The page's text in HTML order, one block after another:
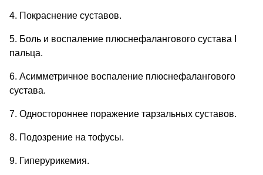
4. Покраснение суставов.
5. Боль и воспаление плюснефалангового сустава I
пальца.
6. Асимметричное воспаление плюснефалангового
сустава.
7. Одностороннее поражение тарзальных суставов.
8. Подозрение на тофусы.
9. Гиперурикемия.